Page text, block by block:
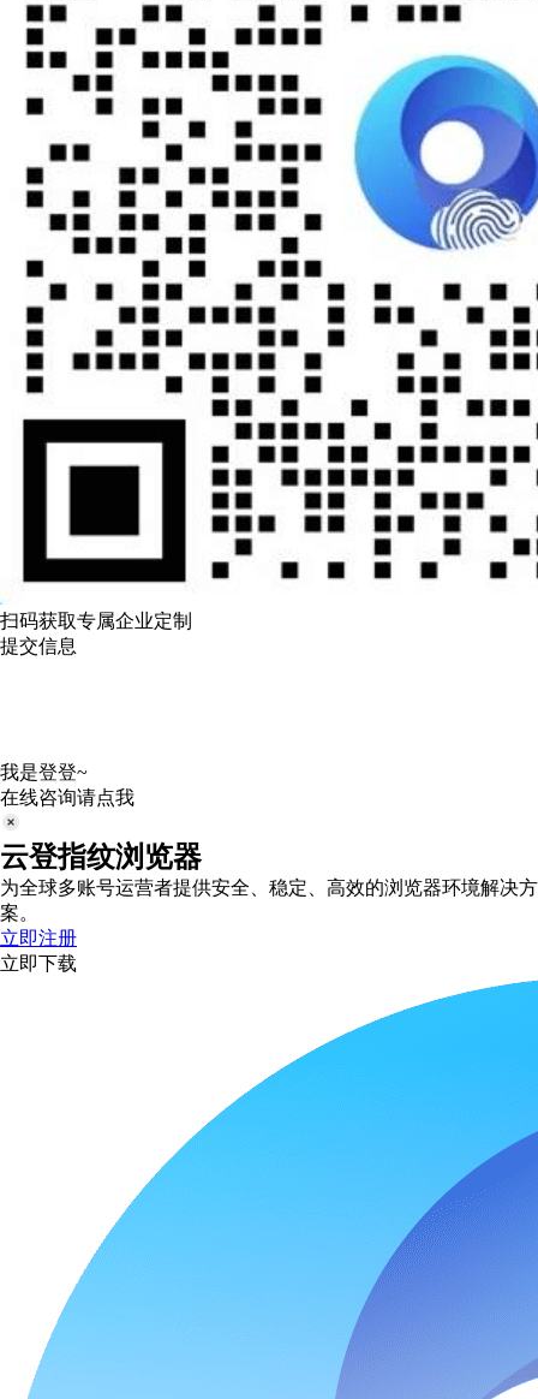
扫码获取专属企业定制
提交信息
我是登登~
在线咨询请点我
云登指纹浏览器
为全球多账号运营者提供安全、稳定、高效的浏览器环境解决方
案。
立即注册
立即下载